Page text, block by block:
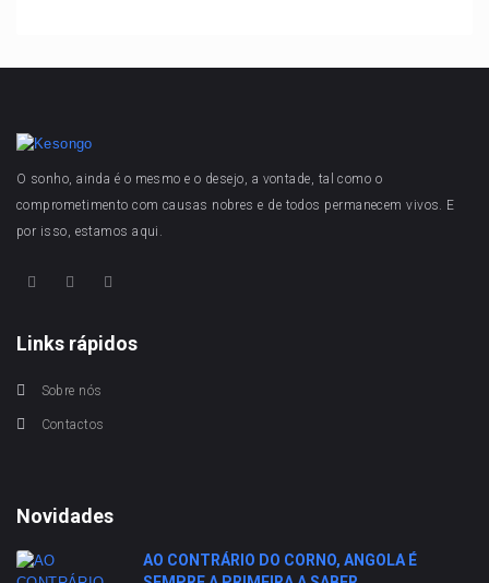
O sonho, ainda é o mesmo e o desejo, a vontade, tal como o
comprometimento com causas nobres e de todos permanecem vivos. E
por isso, estamos aqui.
Links rápidos
Sobre nós
Contactos
Novidades
AO CONTRÁRIO DO CORNO, ANGOLA É